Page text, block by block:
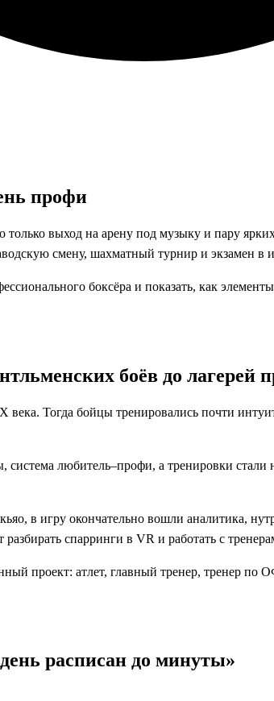
профи
выход на арену под музыку и пару
смену, шахматный турнир и экзамен в
боксёра и показать, как
боёв до лагерей
Тогда бойцы тренировались почти
любитель–профи, а тренировки
в игру окончательно вошли аналитика,
спарринги в VR и работать с
проект: атлет, главный тренер, тренер по
расписан до минуты»